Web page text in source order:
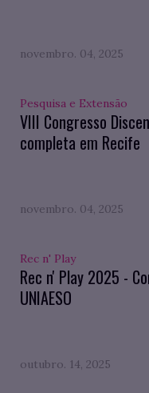
novembro. 04, 2025
Pesquisa e Extensão
VIII Congresso
completa em Recife
novembro. 04, 2025
Rec n' Play
Rec n' Play 2025 -
UNIAESO
outubro. 14, 2025